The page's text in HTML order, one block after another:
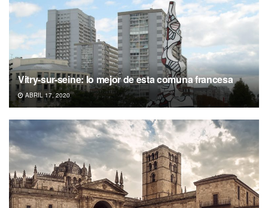
Vitry-sur-seine: lo mejor de esta comuna francesa
ABRIL 17, 2020